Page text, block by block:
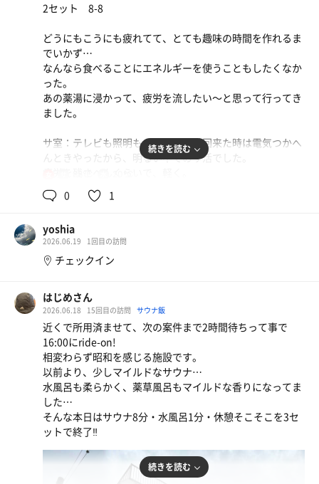
キリンラガー
温泉と缶ビール
カルピスウォーター
2セット 8-8
どうにもこうにも疲れてて、とても趣味の時間を作れるま
でいかず…
なんなら食べることにエネルギーを使うこともしたくなか
った。
あの薬湯に浸かって、疲労を流したい〜と思って行ってき
ました。
サ室：テレビも照明もついてる！前回来た時は電気つかへ
んときやったから、明るい中でのサ活でした。
水風呂：内気浴なので、がっつり冷やす。
休憩：半身浴の前に、淵に座って窓からの風を浴びる。
今日のお湯は少し熱め。
薬草湯も気持ちよかった〜♡
続きを読む
0 1
yoshia
2026.06.19 1回目の訪問
チェックイン
はじめさん
2026.06.18 15回目の訪問 サウナ飯
近くで所用済ませて、次の案件まで2時間待ちって事で
16:00にride-on!
相変わらず昭和を感じる施設です。
以前より、少しマイルドなサウナ…
水風呂も柔らかく、薬草風呂もマイルドな香りになってま
した…
そんな本日はサウナ8分・水風呂1分・休憩そこそこを3セ
ットで終了‼️
続きを読む